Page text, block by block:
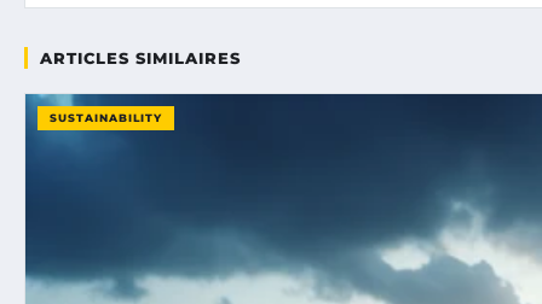
ARTICLES SIMILAIRES
SUSTAINABILITY